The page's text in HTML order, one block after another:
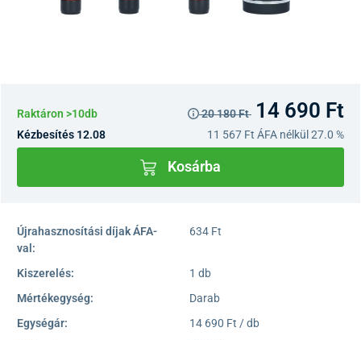
Raktáron >10db 20 180 Ft 14 690 Ft
Kézbesítés 12.08 11 567 Ft ÁFA nélkül 27.0 %
Kosárba
Újrahasznosítási díjak ÁFA-
val:
634 Ft
Kiszerelés:
1 db
Mértékegység:
Darab
Egységár:
14 690 Ft / db